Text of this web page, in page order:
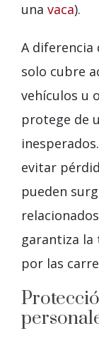
una vaca).
A diferencia
solo cubre
vehículos u
protege de
evitar
pueden
garantiza
por las